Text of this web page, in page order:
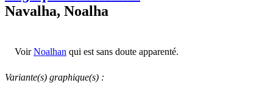
Navalha, Noalha
VoirNoalhan qui est sans doute apparenté.
Variante(s) graphique(s) :